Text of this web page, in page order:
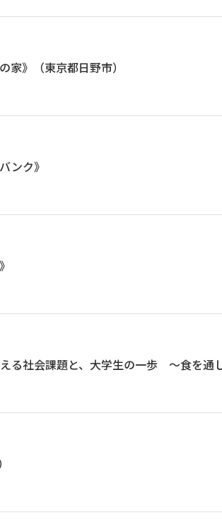
家》（東京都日野市）
ンク》
える社会課題と、大学生の一歩 ～食を